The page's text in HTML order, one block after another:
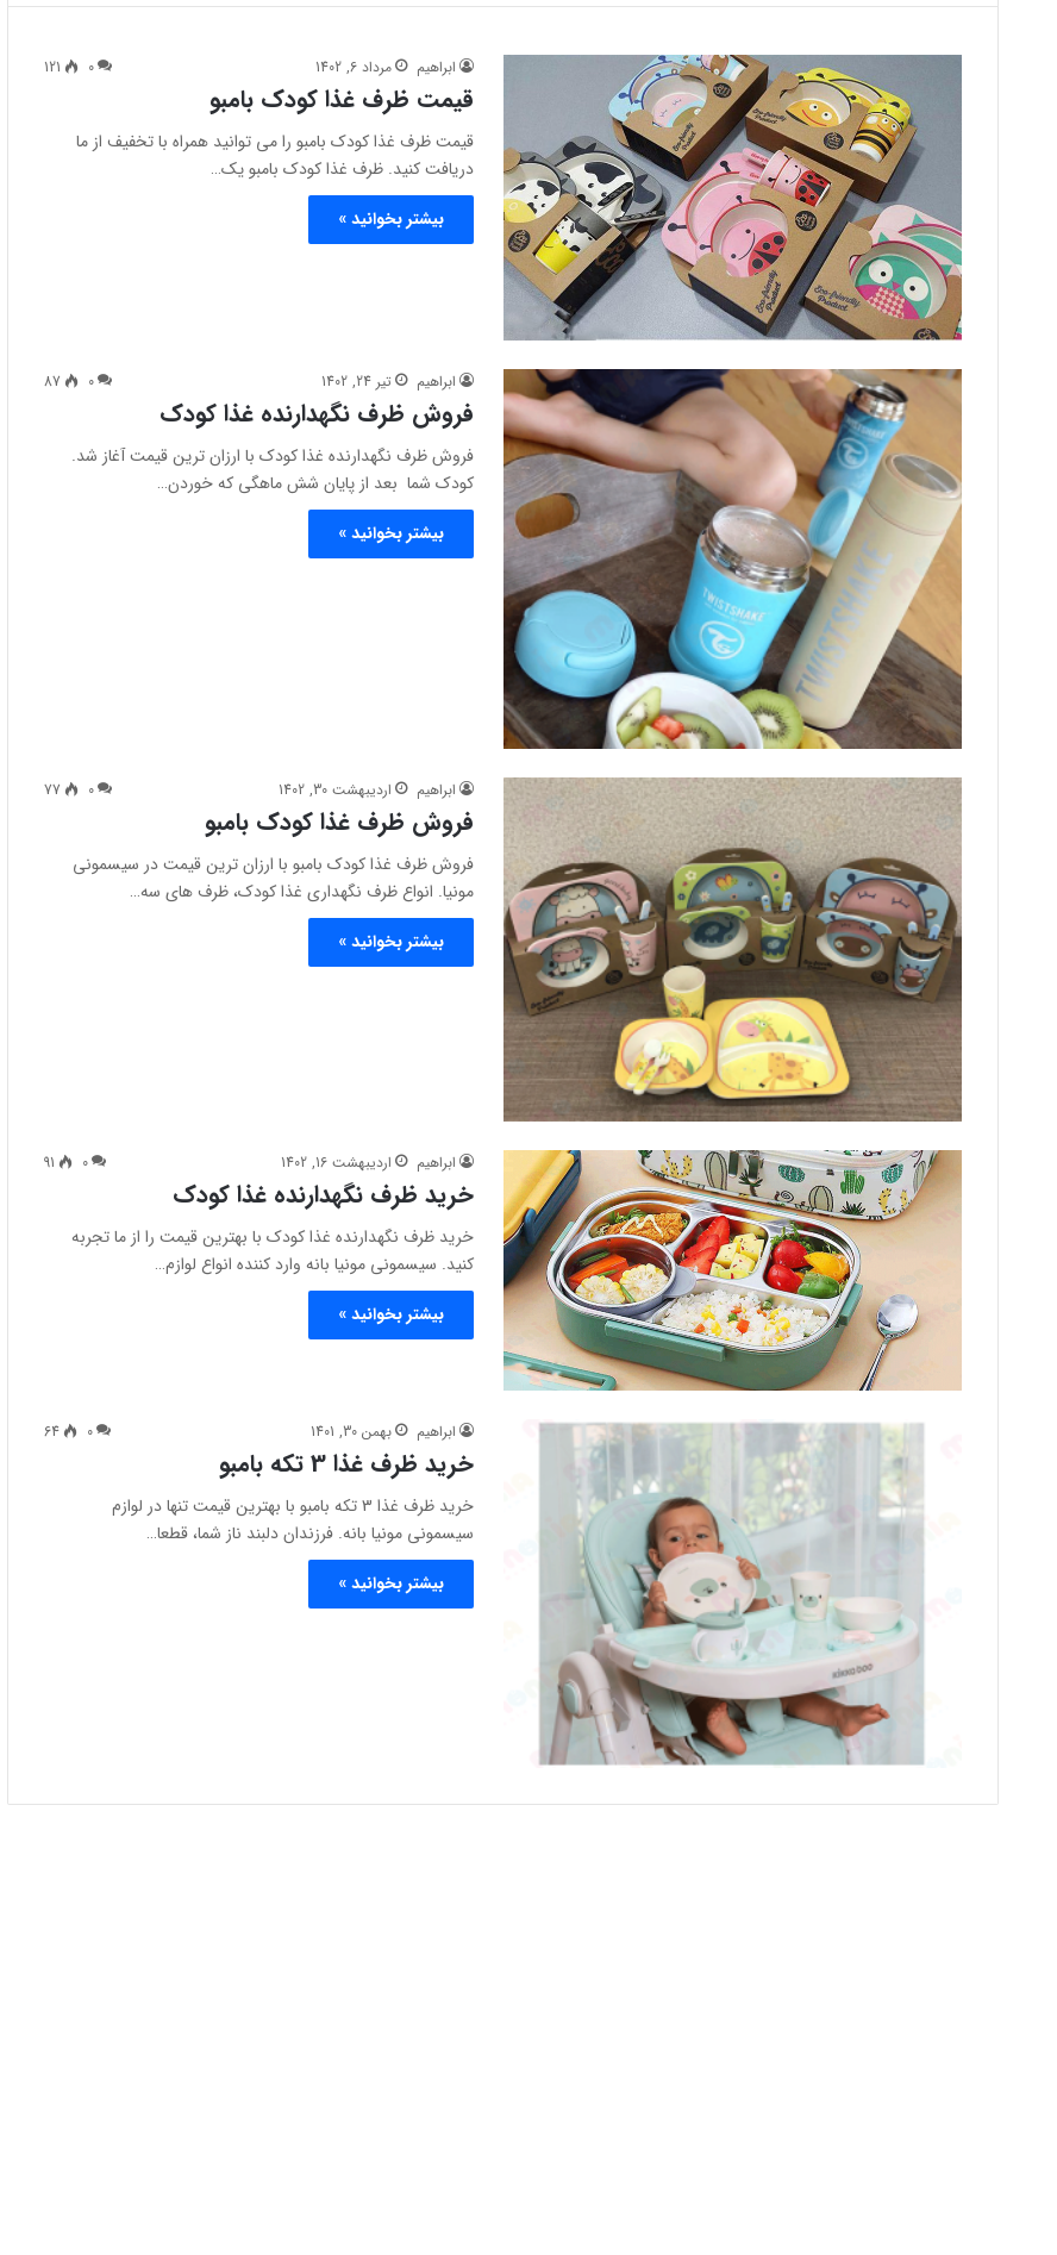
ابراهیم مرداد 6, 1402 0
121
قیمت ظرف غذا کودک بامبو
قیمت ظرف غذا کودک بامبو را می توانید همراه با تخفیف از ما
دریافت کنید. ظرف غذا کودک بامبو یک…
بیشتر بخوانید »
ابراهیم تیر 24, 1402 0
87
فروش ظرف نگهدارنده غذا کودک
فروش ظرف نگهدارنده غذا کودک با ارزان ترین قیمت آغاز شد.
کودک شما بعد از پایان شش ماهگی که خوردن…
بیشتر بخوانید »
ابراهیم اردیبهشت 30, 1402 0
77
فروش ظرف غذا کودک بامبو
فروش ظرف غذا کودک بامبو با ارزان ترین قیمت در سیسمونی
مونیا. انواع ظرف نگهداری غذا کودک، ظرف های سه…
بیشتر بخوانید »
ابراهیم اردیبهشت 16, 1402 0
91
خرید ظرف نگهدارنده غذا کودک
خرید ظرف نگهدارنده غذا کودک با بهترین قیمت را از ما تجربه
کنید. سیسمونی مونیا بانه وارد کننده انواع لوازم…
بیشتر بخوانید »
ابراهیم بهمن 30, 1401 0
64
خرید ظرف غذا 3 تکه بامبو
خرید ظرف غذا 3 تکه بامبو با بهترین قیمت تنها در لوازم
سیسمونی مونیا بانه. فرزندان دلبند ناز شما، قطعا…
بیشتر بخوانید »